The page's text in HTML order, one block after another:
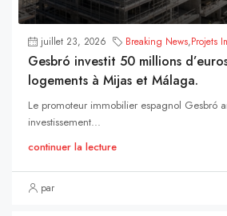
juillet 23, 2026 Breaking News,Projets
Gesbró investit 50 millions
logements à Mijas et Málaga.
Le promoteur immobilier espagnol Gesbró
investissement...
continuer la lecture
par